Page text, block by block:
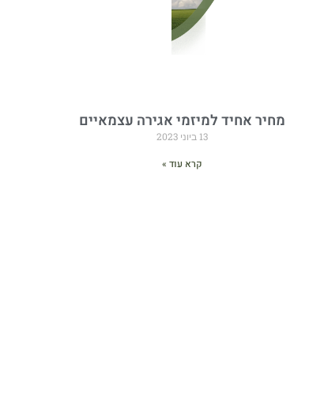
מחיר אחיד למיזמי אגירה עצמאיים
13 ביוני 2023
קרא עוד »